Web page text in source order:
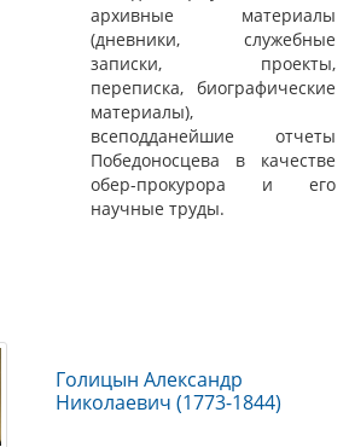
архивные материалы
(дневники, служебные
записки, проекты,
переписка, биографические
материалы),
всеподданейшие отчеты
Победоносцева в качестве
обер-прокурора и его
научные труды.
Голицын Александр
Николаевич (1773-1844)